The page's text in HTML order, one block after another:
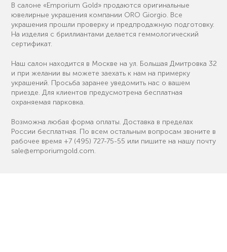
В салоне «Emporium Gold» продаются оригинальные
ювелирные украшения компании ORO Giorgio. Все
украшения прошли проверку и предпродажную подготовку.
На изделия с бриллиантами делается геммологический
сертификат.
Наш салон находится в Москве на ул. Большая Дмитровка 32
и при желании вы можете заехать к нам на примерку
украшений. Просьба заранее уведомить нас о вашем
приезде. Для клиентов предусмотрена бесплатная
охраняемая парковка.
Возможна любая форма оплаты. Доставка в пределах
России бесплатная. По всем остальным вопросам звоните в
рабочее время +7 (495) 727-75-55 или пишите на нашу почту
sale@emporiumgold.com.